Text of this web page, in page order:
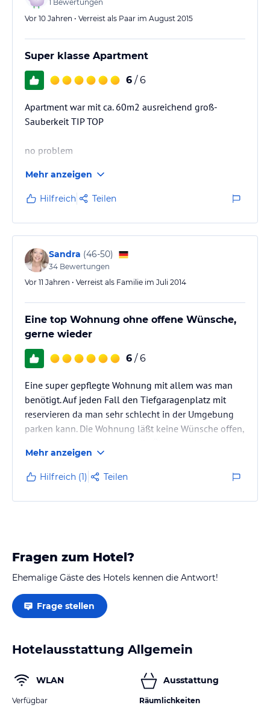
1 Bewertungen
Vor 10 Jahren • Verreist als Paar im August 2015
Super klasse Apartment
6 / 6
Apartment war mit ca. 60m2 ausreichend groß-
Sauberkeit TIP TOP
no problem
Mehr anzeigen
Hilfreich Teilen
Sandra (46-50)
34 Bewertungen
Vor 11 Jahren • Verreist als Familie im Juli 2014
Eine top Wohnung ohne offene Wünsche,
gerne wieder
6 / 6
Eine super gepflegte Wohnung mit allem was man
benötigt. Auf jeden Fall den Tiefgaragenplatz mit
reservieren da man sehr schlecht in der Umgebung
parken kann. Die Wohnung läßt keine Wünsche offen,
reibungslos. Ein Lob an die nette Dame. Im
Badezimmer befindet sich sogar eine Waschmaschine.
Aus der Haustüre raus befindet sich direkt gegenüber
eine Bäckerei. Lebensmittel Edeka ca, 10 min zu fuss
Mehr anzeigen
Hilfreich (1) Teilen
Fragen zum Hotel?
Ehemalige Gäste des Hotels kennen die Antwort!
Frage stellen
Hotelausstattung Allgemein
WLAN
Verfügbar
Ausstattung
Räumlichkeiten